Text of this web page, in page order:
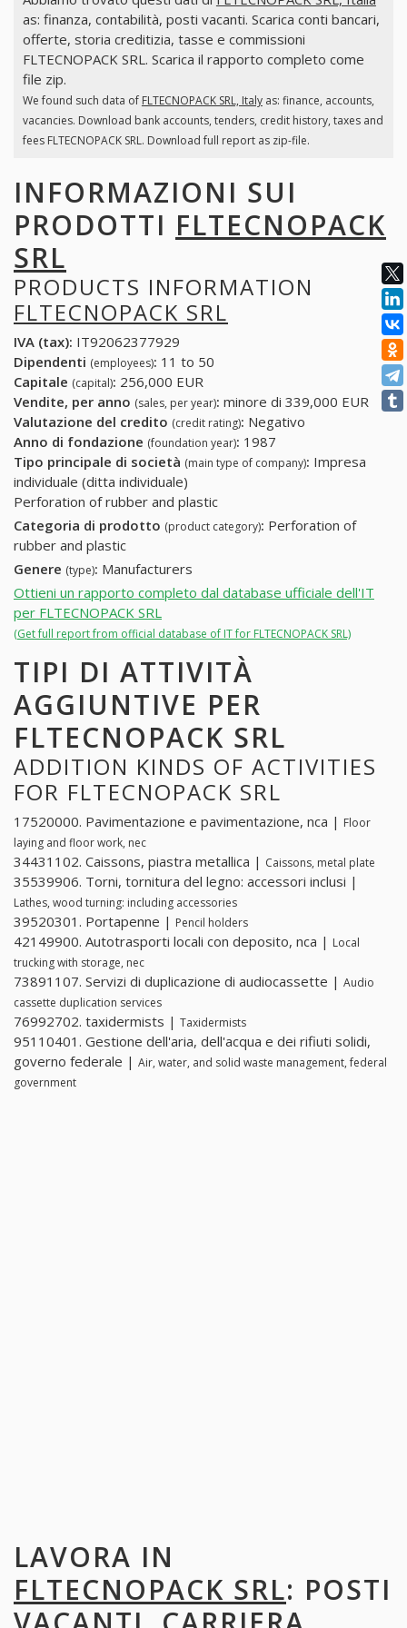
as: finanza, contabilità, posti vacanti. Scarica conti bancari,
offerte, storia creditizia, tasse e commissioni
FLTECNOPACK SRL. Scarica il rapporto completo come
file zip.
We found such data of FLTECNOPACK SRL, Italyas: finance, accounts,
vacancies. Download bank accounts, tenders, credit history, taxes and
fees FLTECNOPACK SRL. Download full report as zip-file.
INFORMAZIONI SUI
PRODOTTI FLTECNOPACK
SRL
PRODUCTS INFORMATION
FLTECNOPACK SRL
IVA (tax): IT92062377929
Dipendenti (employees): 11 to 50
Capitale (capital): 256,000 EUR
Vendite, per anno (sales, per year): minore di 339,000 EUR
Valutazione del credito (credit rating): Negativo
Anno di fondazione (foundation year): 1987
Tipo principale di società (main type of company): Impresa
individuale (ditta individuale)
Perforation of rubber and plastic
Categoria di prodotto (product category): Perforation of
rubber and plastic
Genere (type): Manufacturers
Ottieni un rapporto completo dal database ufficiale dell'IT
per FLTECNOPACK SRL
(Get full report from official database of IT for FLTECNOPACK SRL)
TIPI DI ATTIVITÀ
AGGIUNTIVE PER
FLTECNOPACK SRL
ADDITION KINDS OF ACTIVITIES
FOR FLTECNOPACK SRL
17520000. Pavimentazione e pavimentazione, nca | Floor
laying and floor work, nec
34431102. Caissons, piastra metallica | Caissons, metal plate
35539906. Torni, tornitura del legno: accessori inclusi |
Lathes, wood turning: including accessories
39520301. Portapenne | Pencil holders
42149900. Autotrasporti locali con deposito, nca | Local
trucking with storage, nec
73891107. Servizi di duplicazione di audiocassette | Audio
cassette duplication services
76992702. taxidermists | Taxidermists
95110401. Gestione dell'aria, dell'acqua e dei rifiuti solidi,
governo federale | Air, water, and solid waste management, federal
government
LAVORA IN
FLTECNOPACK SRL: POSTI